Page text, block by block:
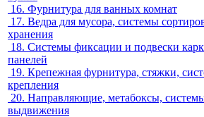
16. Фурнитура для ванных комнат
17. Ведра для мусора, системы
хранения
18. Системы фиксации и подвески
панелей
19. Крепежная фурнитура, стяжки,
крепления
20. Направляющие, метабоксы,
выдвижения